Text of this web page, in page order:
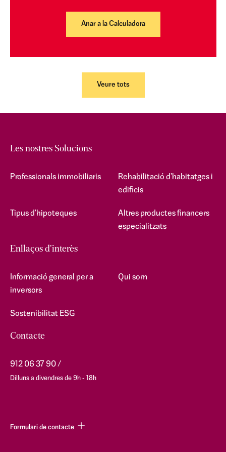
Anar a la Calculadora
Veure tots
Les nostres Solucions
Professionals immobiliaris
Rehabilitació d'habitatges i
edificis
Tipus d'hipoteques
Altres productes financers
especialitzats
Enllaços d'interès
Informació general per a
inversors
Qui som
Sostenibilitat ESG
Contacte
912 06 37 90
Dilluns a divendres de 9h - 18h
Formulari de contacte